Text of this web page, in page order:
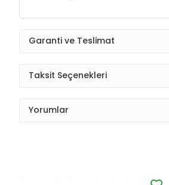
Garanti ve Teslimat
Taksit Seçenekleri
Yorumlar